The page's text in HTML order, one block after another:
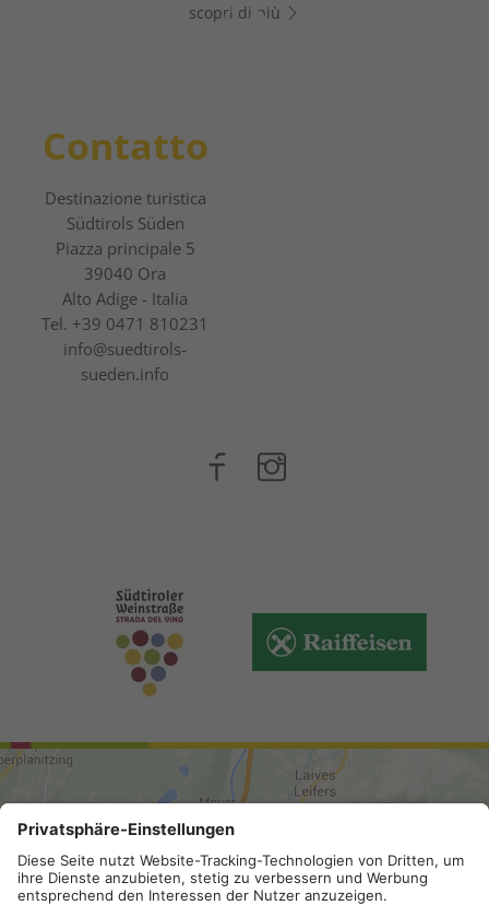
scopri di più
Contatto
Destinazione turistica
Südtirols Süden
Piazza principale 5
39040 Ora
Alto Adige - Italia
Tel. +39 0471 810231
info@suedtirols-
sueden.info
ARRIVO